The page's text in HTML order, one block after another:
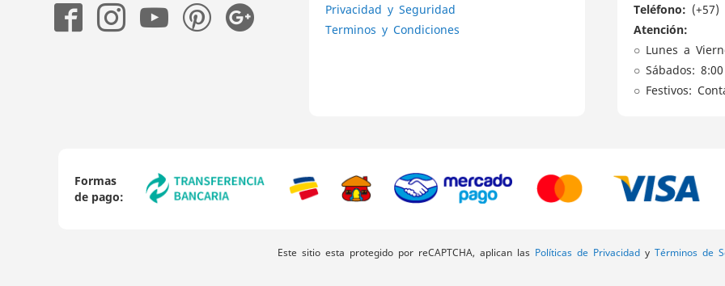
Privacidad y Seguridad
Terminos y Condiciones
Teléfono: (+57)
Atención:
○ Lunes a
○ Sábados:
○ Festivos:
Formas
de pago:
Este sitio esta protegido por reCAPTCHA, aplican las Políticas de Privacidad y Términos de